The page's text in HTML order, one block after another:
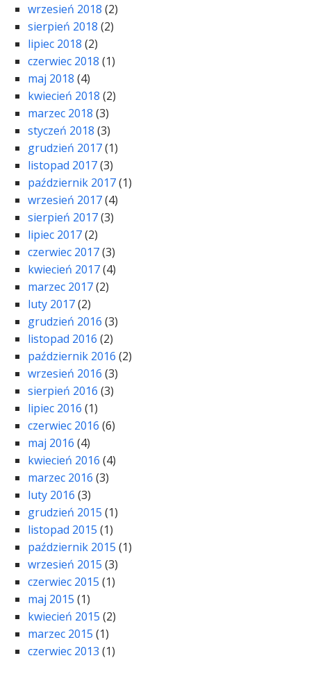
wrzesień 2018 (2)
sierpień 2018 (2)
lipiec 2018 (2)
czerwiec 2018 (1)
maj 2018 (4)
kwiecień 2018 (2)
marzec 2018 (3)
styczeń 2018 (3)
grudzień 2017(1)
listopad 2017(3)
październik 2017(1)
wrzesień 2017(4)
sierpień 2017(3)
lipiec 2017(2)
czerwiec 2017(3)
kwiecień 2017(4)
marzec 2017(2)
luty 2017(2)
grudzień 2016 (3)
listopad 2016 (2)
październik 2016 (2)
wrzesień 2016 (3)
sierpień 2016 (3)
lipiec 2016 (1)
czerwiec 2016 (6)
maj 2016 (4)
kwiecień 2016 (4)
marzec 2016 (3)
luty 2016 (3)
grudzień 2015 (1)
listopad 2015 (1)
październik 2015 (1)
wrzesień 2015 (3)
czerwiec 2015 (1)
maj 2015 (1)
kwiecień 2015 (2)
marzec 2015 (1)
czerwiec 2013 (1)